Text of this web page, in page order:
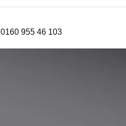
0160 955 46 103